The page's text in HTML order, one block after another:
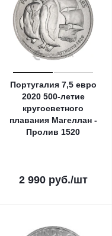
Португалия 7,5 евро
2020 500-летие
кругосветного
плавания Магеллан -
Пролив 1520
2 990руб./шт